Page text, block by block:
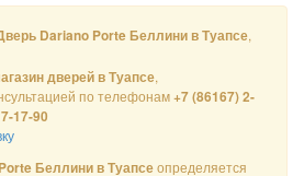
Dariano Porte Беллини в Туапсе,
дверей в Туапсе,
по телефонам+7 (86167) 2-
17-90
Беллини в Туапсеопределяется